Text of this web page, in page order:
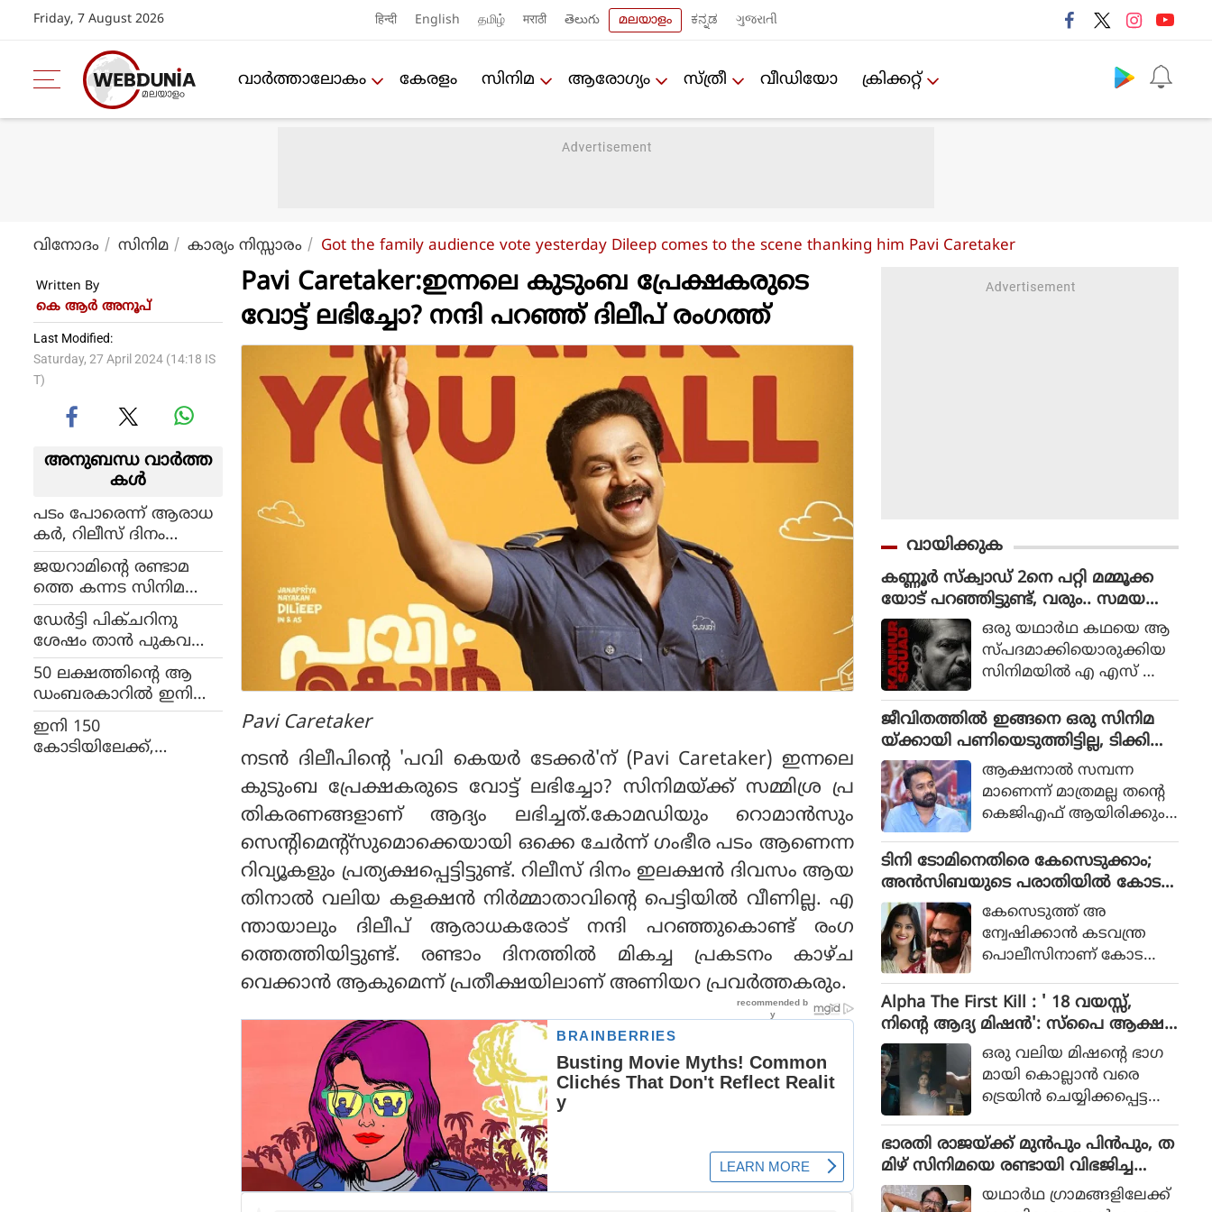
Friday, 7 August 2026 हिन्दी English தமிழ் मराठी తెలుగు മലയാളം ಕನ್ನಡ ગુજરાતી
വാര്‍ത്താലോകം കേരളം സിനിമ ആരോഗ്യം സ്ത്രീ വീഡിയോ ക്രിക്കറ്റ്‌
വിനോദം സിനിമ കാര്യം നിസ്സാരം Got the family audience vote yesterday Dileep comes to the scene thanking him Pavi Caretaker
Written By
കെ ആര്‍ അനൂപ്
Last Modified:
Saturday, 27 April 2024 (14:18 IS
T)
അനുബന്ധ വാര്‍ത്ത
കള്‍
പടം പോരെന്ന് ആരാധ
കര്‍, റിലീസ് ദിനം
വീഴാതെ പിടിച്ചുനിന്ന്
വിശാലിന്റെ 'രത്നം', കള
ക്ഷന്‍ റിപ്പോര്‍ട്ട്
ജയറാമിന്റെ രണ്ടാമ
ത്തെ കന്നട സിനിമ
യായി കാന്താര 2; ഒ
രുങ്ങുന്നത് മൂന്നിരട്ടി ബ
ജറ്റില്‍
ഡേര്‍ട്ടി പിക്ചറിനു
ശേഷം താന്‍ പുകവ
ലിക്ക് അടിമപ്പെട്ടുവെന്ന്
വിദ്യാബാലന്‍
50 ലക്ഷത്തിന്റെ ആ
ഡംബരകാറില്‍ ഇനി
യാത്ര, ഏറ്റവും കൂടുത
ല്‍ പ്രതിഫലം വാങ്ങുന്ന
ഈ അവതാരകനെ
ഇനി 150
കോടിയിലേക്ക്,
Pavi Caretaker:ഇന്നലെ കുടുംബ പ്രേക്ഷകരുടെ
വോട്ട് ലഭിച്ചോ? നന്ദി പറഞ്ഞ് ദിലീപ് രംഗത്ത്
Pavi Caretaker
നടന്‍ ദിലീപിന്റെ 'പവി കെയര്‍ ടേക്കര്‍'ന് (Pavi Caretaker) ഇന്നലെ
കുടുംബ പ്രേക്ഷകരുടെ വോട്ട് ലഭിച്ചോ? സിനിമയ്ക്ക് സമ്മിശ്ര പ്ര
തികരണങ്ങളാണ് ആദ്യം ലഭിച്ചത്.കോമഡിയും റൊമാന്‍സും
സെന്റിമെന്റ്‌സുമൊക്കെയായി ഒക്കെ ചേര്‍ന്ന് ഗംഭീര പടം ആണെന്ന
റിവ്യൂകളും പ്രത്യക്ഷപ്പെട്ടിട്ടുണ്ട്. റിലീസ് ദിനം ഇലക്ഷന്‍ ദിവസം ആയ
തിനാല്‍ വലിയ കളക്ഷന്‍ നിര്‍മ്മാതാവിന്റെ പെട്ടിയില്‍ വീണില്ല. എ
ന്തായാലും ദിലീപ് ആരാധകരോട് നന്ദി പറഞ്ഞുകൊണ്ട് രംഗ
ത്തെത്തിയിട്ടുണ്ട്. രണ്ടാം ദിനത്തില്‍ മികച്ച പ്രകടനം കാഴ്ച
വെക്കാന്‍ ആകുമെന്ന് പ്രതീക്ഷയിലാണ് അണിയറ പ്രവര്‍ത്തകരും.
വായിക്കുക
കണ്ണൂർ സ്ക്വാഡ് 2നെ പറ്റി മമ്മൂക്ക
യോട് പറഞ്ഞിട്ടുണ്ട്, വരും.. സമയ
മെടുക്കും : റോണി ഡേവിഡ്
ഒരു യഥാര്‍ഥ കഥയെ ആ
സ്പദമാക്കിയൊരുക്കിയ
സിനിമയില്‍ എ എസ് ഐ
ഥാപാത്രമായാണ് മമ്മൂട്ടി
എത്തിയത്. ഒരു കുറ്റ
വാളിയെ പിടികൂടാനായി ഉ
ത്തരേന്ത്യന്‍ സംസ്ഥാനങ്ങ
ളിലേക്ക് യാത്ര തിരിക്കുന്ന
പോലീസ് സംഘത്തിന്റെ ക
ഥയായിരുന്നു 2023ല്‍ പുറ
ത്തിറങ്ങിയ സിനിമ പറ
ഞ്ഞത്.
ജീവിതത്തിൽ ഇങ്ങനെ ഒരു സിനിമ
യ്ക്കായി പണിയെടുത്തിട്ടില്ല, ടിക്കി
ടാക്കയെ പറ്റി ആസിഫ് അലി
ആക്ഷനാല്‍ സമ്പന്ന
മാണെന്ന് മാത്രമല്ല തന്റെ
കെജിഎഫ് ആയിരിക്കും
അലിയുടെ തുറന്നുപറയ
ലും ഒപ്പം വി എസ്
രോഹിത്- ആസിഫ് അലി
കൂട്ടുക്കെട്ടിലുള്ള വിശ്വാസ
വും സിനിമയ്ക്ക് വലിയ
ഹൈപ്പ് നല്‍കിയിട്ടുണ്ട്.
ടിനി ടോമിനെതിരെ കേസെടുക്കാം;
അൻസിബയുടെ പരാതിയിൽ കോട
തി നിർദേശം കേസെടുത്ത് അ
ന്വേഷിക്കാൻ കടവന്ത്ര
പൊലീസിനാണ് കോട
Alpha The First Kill : ' 18 വയസ്സ്,
നിന്റെ ആദ്യ മിഷന്‍': സ്‌പൈ ആക്ഷ
ന്‍ ചിത്രത്തില്‍ നായികയായി ആലിയ,
ആല്‍ഫ ടീസര്‍ പുറത്ത്
ഒരു വലിയ മിഷന്റെ ഭാഗ
മായി കൊല്ലാന്‍ വരെ
ട്രെയിന്‍ ചെയ്യിക്കപ്പെട്ട
ലിയ സിനിമയിലെത്തുന്ന
ത്.
ഭാരതി രാജയ്ക്ക് മുൻപും പിൻപും, ത
മിഴ് സിനിമയെ രണ്ടായി വിഭജിച്ച
സംവിധായകൻ, ഭാരതി രാജ വിട പറ
യഥാര്‍ഥ ഗ്രാമങ്ങളിലേക്ക്